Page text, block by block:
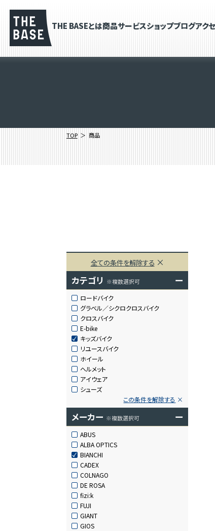
THE BASEとは商品サービスショップブログアク
TOP 商品
全ての条件を解除する
カテゴリ ※複数選択可 ー
ロードバイク
グラベル／シクロクロスバイク
クロスバイク
E-bike
キッズバイク
リユースバイク
ホイール
ヘルメット
アイウェア
シューズ
この条件を解除する
メーカー ※複数選択可 ー
ABUS
ALBA OPTICS
BIANCHI
CADEX
COLNAGO
DE ROSA
fizi:k
FUJI
GIANT
GIOS